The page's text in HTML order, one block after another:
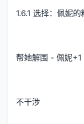
1.6.1 选择：佩妮
帮她解围 - 佩妮+1
不干涉